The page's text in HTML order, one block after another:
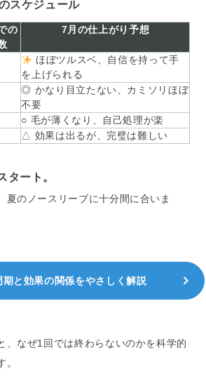
スケジュール
の
7月の仕上がり予想
ほぼツルスベ、自信を持って手
を上げられる
◎ かなり目立たない、カミソリほぼ
不要
○ 毛が薄くなり、自己処理が楽
△ 効果は出るが、完璧は難しい
タート。
夏のノースリーブに十分間に合いま
期と効果の関係をやさしく解説
、なぜ1回では終わらないのかを科学的